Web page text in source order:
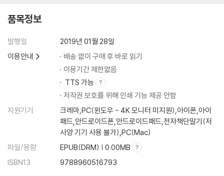
품목정보
발행일
2019년 01월 28일
이용안내
배송 없이 구매 후 바로 읽기
이용기간 제한없음
TTS 가능
저작권 보호를 위해 인쇄 기능 제공 안함
지원기기
크레마,PC(윈도우 - 4K 모니터 미지원),아이폰,아이
패드,안드로이드폰,안드로이드패드,전자책단말기(저
사양 기기 사용 불가),PC(Mac)
파일/용량
EPUB(DRM) | 0.00MB
ISBN13
9788960516793